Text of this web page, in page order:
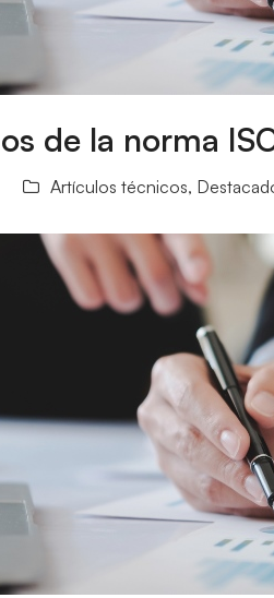
de la norma
Artículos técnicos,